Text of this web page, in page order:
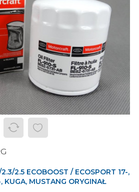
2.5 ECOBOOST / ECOSPORT 17-,
KUGA, MUSTANG ORYGINAŁ